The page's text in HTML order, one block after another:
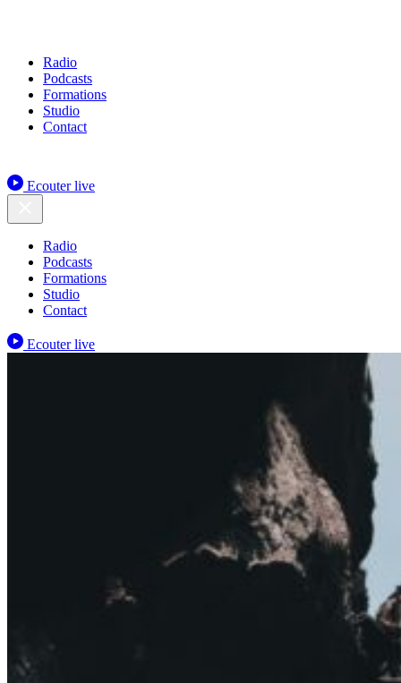
Radio
Podcasts
Formations
Studio
Contact
Ecouter live
Radio
Podcasts
Formations
Studio
Contact
Ecouter live